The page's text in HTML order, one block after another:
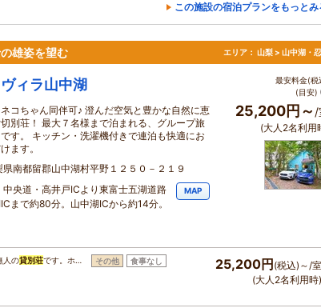
この施設の宿泊プランをもっとみ
雄姿を望む エリア： 山梨 > 山中湖・
ィラ山中湖
コちゃん同伴可♪ 澄んだ空気と豊かな自然に恵
別荘！ 最大７名様まで泊まれる、グループ旅
す。 キッチン・洗濯機付きで連泊も快適にお
ます。
県南都留郡山中湖村平野１２５０－２１９
中央道・高井戸ICより東富士五湖道路
まで約80分。山中湖ICから約14分。
MAP
最安料金(税
(目安)
25,200円～ /
(大人2名利用
人の貸別荘です。ホ… その他 食事なし 25,200円 (税込)～/室
(大人2名利用時)